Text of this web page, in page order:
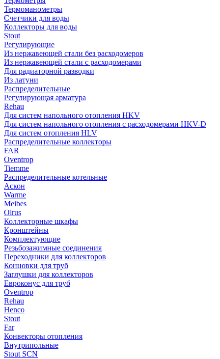
Термоманометры
Счетчики для воды
Коллекторы для воды
Stout
Регулирующие
Из нержавеющей стали без расходомеров
Из нержавеющей стали с расходомерами
Для радиаторной разводки
Из латуни
Распределительные
Регулирующая арматура
Rehau
Для систем напольного отопления HKV
Для систем напольного отопления с расходомерами HKV-D
Для систем отопления HLV
Распределительные коллекторы
FAR
Oventrop
Tiemme
Распределительные котельные
Аскон
Warme
Meibes
Olrus
Коллекторные шкафы
Кронштейны
Комплектующие
Резьбозажимные соединения
Переходники для коллекторов
Концовки для труб
Заглушки для коллекторов
Евроконус для труб
Oventrop
Rehau
Henco
Stout
Far
Конвекторы отопления
Внутрипольные
Stout SCN